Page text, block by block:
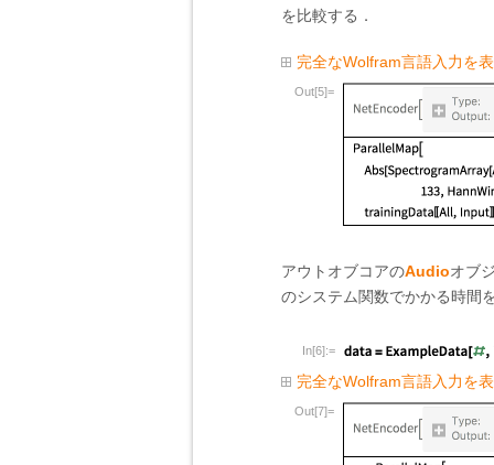
を比較する．
完全なWolfram言語入力を
Out[5]=
アウトオブコアのAudioオブ
のシステム関数でかかる時間
In[6]:=
完全なWolfram言語入力を
Out[7]=